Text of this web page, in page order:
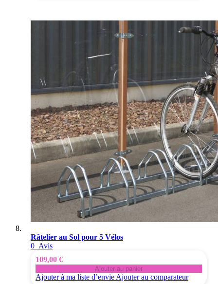
Râtelier au Sol pour 5 Vélos
0 Avis
109,00 €
Ajouter au panier
Ajouter à ma liste d’envie Ajouter au comparateur